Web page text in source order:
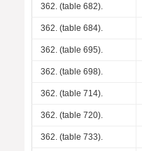
362. (table 682).
362. (table 684).
362. (table 695).
362. (table 698).
362. (table 714).
362. (table 720).
362. (table 733).